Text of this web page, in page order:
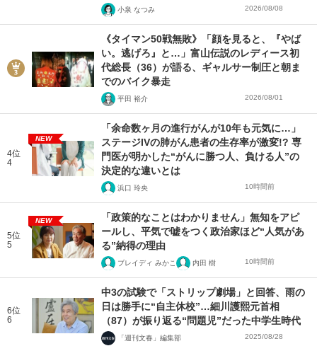
小泉 なつみ 2026/08/08
《タイマン50戦無敗》「顔を見ると、『やば
い。逃げろ』と…」富山伝説のレディース初
代総長（36）が語る、ギャルサー制圧と朝ま
でのバイク暴走
平田 裕介 2026/08/01
4位
4
NEW
「余命数ヶ月の進行がんが10年も元気に…」
ステージIVの肺がん患者の生存率が激変!? 専
門医が明かした“がんに勝つ人、負ける人”の
決定的な違いとは
浜口 玲央 10時間前
5位
5
NEW
「政策的なことはわかりません」無知をアピ
ールし、平気で嘘をつく政治家ほど“人気があ
る”納得の理由
ブレイディ みかこ 内田 樹 10時間前
6位
6
中3の試験で「ストリップ劇場」と回答、雨の
日は勝手に“自主休校”…細川護熙元首相
（87）が振り返る“問題児”だった中学生時代
「週刊文春」編集部 2025/08/28